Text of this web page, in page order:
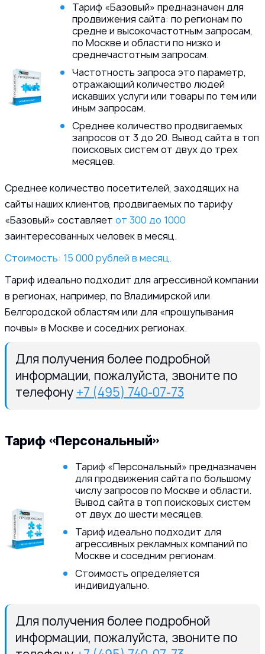
Тариф «Базовый» предназначен для
продвижения сайта: по регионам по
средне и высокочастотным запросам,
по Москве и области по низко и
среднечастотным запросам.
Частотность запроса это параметр,
отражающий количество людей
искавших услуги или товары по тем или
иным запросам.
Среднее количество продвигаемых
запросов от 3 до 20. Вывод сайта в топ
поисковых систем от двух до трех
месяцев.
Среднее количество посетителей, заходящих на
сайты наших клиентов, продвигаемых по тарифу
«Базовый» составляет от 300 до 1000
заинтересованных человек в месяц.
Стоимость: 15 000 рублей в месяц.
Тариф идеально подходит для агрессивной компании
в регионах, например, по Владимирской или
Белгородской областям или для «прощупывания
почвы» в Москве и соседних регионах.
Для получения более подробной
информации, пожалуйста, звоните по
телефону +7 (495) 740-07-73
Тариф «Персональный»
Тариф «Персональный» предназначен
для продвижения сайта по большому
числу запросов по Москве и области.
Вывод сайта в топ поисковых систем
от двух до шести месяцев.
Тариф идеально подходит для
агрессивных рекламных компаний по
Москве и соседним регионам.
Стоимость определяется
индивидуально.
Для получения более подробной
информации, пожалуйста, звоните по